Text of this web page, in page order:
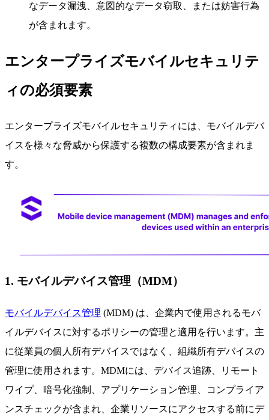
なデータ漏洩、意図的なデータ窃取、または妨害行為
が含まれます。
エンタープライズモバイルセキュリテ
ィの必須要素
エンタープライズモバイルセキュリティには、モバイルデバ
イスを様々な脅威から保護する複数の構成要素が含まれま
す。
1. モバイルデバイス管理（MDM）
モバイルデバイス管理 (MDM) は、企業内で使用されるモバ
イルデバイスに対するポリシーの管理と適用を行います。主
に従業員の個人所有デバイスではなく、組織所有デバイスの
管理に使用されます。MDMには、デバイス追跡、リモート
ワイプ、暗号化強制、アプリケーション管理、コンプライア
ンスチェックが含まれ、企業リソースにアクセスする前にデ